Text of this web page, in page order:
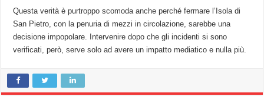
Questa verità è purtroppo scomoda anche perché fermare l’Isola di
San Pietro, con la penuria di mezzi in circolazione, sarebbe una
decisione impopolare. Intervenire dopo che gli incidenti si sono
verificati, però, serve solo ad avere un impatto mediatico e nulla più.